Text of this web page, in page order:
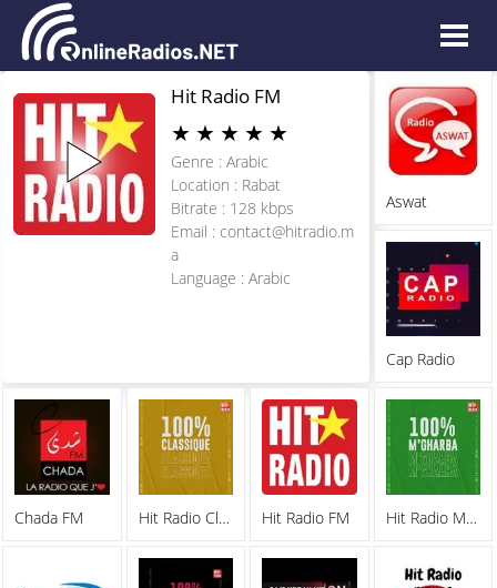
Hit Radio FM
★ ★ ★ ★ ★
Genre : Arabic
Location : Rabat
Bitrate : 128 kbps
Email : contact@hitradio.m
a
Language : Arabic
Aswat
Cap Radio
Chada FM Hit Radio Classique Hit Radio FM Hit Radio Mgharba